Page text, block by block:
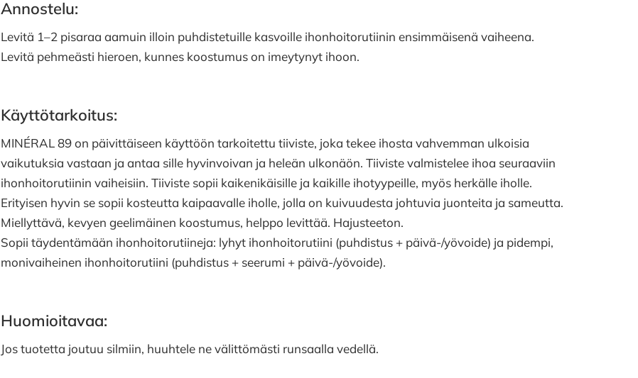
Annostelu:
Levitä 1–2 pisaraa aamuin illoin puhdistetuille kasvoille ihonhoitorutiinin ensimmäisenä vaiheena.
Levitä pehmeästi hieroen, kunnes koostumus on imeytynyt ihoon.
Käyttötarkoitus:
MINÉRAL 89 on päivittäiseen käyttöön tarkoitettu tiiviste, joka tekee ihosta vahvemman ulkoisia
vaikutuksia vastaan ja antaa sille hyvinvoivan ja heleän ulkonäön. Tiiviste valmistelee ihoa seuraaviin
ihonhoitorutiinin vaiheisiin. Tiiviste sopii kaikenikäisille ja kaikille ihotyypeille, myös herkälle iholle.
Erityisen hyvin se sopii kosteutta kaipaavalle iholle, jolla on kuivuudesta johtuvia juonteita ja sameutta.
Miellyttävä, kevyen geelimäinen koostumus, helppo levittää. Hajusteeton.
Sopii täydentämään ihonhoitorutiineja: lyhyt ihonhoitorutiini (puhdistus + päivä-/yövoide) ja pidempi,
monivaiheinen ihonhoitorutiini (puhdistus + seerumi + päivä-/yövoide).
Huomioitavaa:
Jos tuotetta joutuu silmiin, huuhtele ne välittömästi runsaalla vedellä.